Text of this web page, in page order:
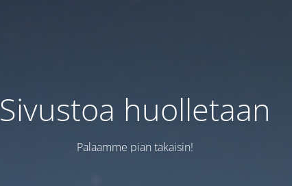
Sivustoa huolletaan
Palaamme pian takaisin!